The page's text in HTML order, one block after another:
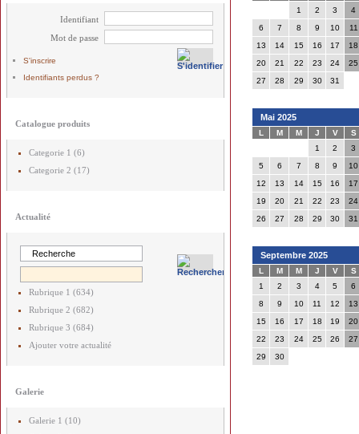
Identifiant
Mot de passe
S'inscrire
Identifiants perdus ?
Catalogue produits
Categorie 1 (6)
Categorie 2 (17)
Actualité
Rubrique 1 (634)
Rubrique 2 (682)
Rubrique 3 (684)
Ajouter votre actualité
Galerie
Galerie 1 (10)
1
2 3
4
6
7 8 9 10
11
13
14 15 16 17
18
20
21 22 23 24
25
27
28 29 30 31
Mai 2025
L M M J V
S
1
2
3
5
6 7 8 9
10
12
13 14 15 16
17
19
20 21 22 23
24
26
27 28 29 30 31
Septembre 2025
L M M J V
S
1
2 3 4 5
6
8
9 10 11 12
13
15
16 17 18 19
20
22
23 24 25 26
27
29
30